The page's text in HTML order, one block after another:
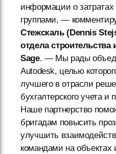
информации о затратах
группами, —
Стежскаль (Dennis
отдела
Sage. — Мы рады
Autodesk, целью
лучшего в отрасли
бухгалтерского учета и
Наше партнерство
бригадам повысить
улучшить
командами на объектах